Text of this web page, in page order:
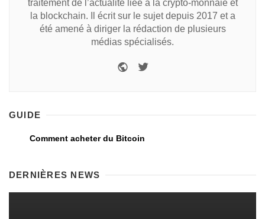
traitement de l’actualité liée à la crypto-monnaie et
la blockchain. Il écrit sur le sujet depuis 2017 et a
été amené à diriger la rédaction de plusieurs
médias spécialisés.
GUIDE
Comment acheter du Bitcoin
DERNIÈRES NEWS